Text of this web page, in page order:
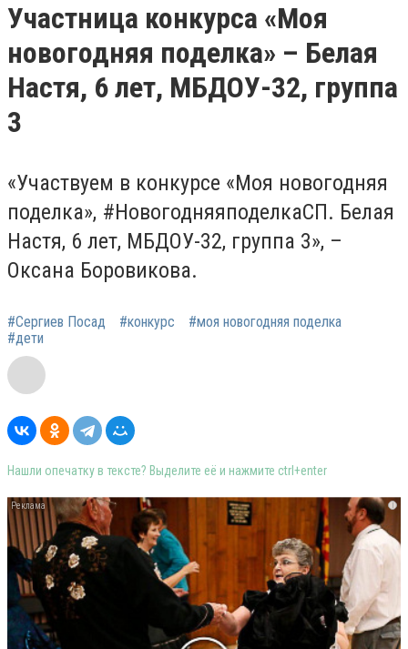
Участница конкурса «Моя
новогодняя поделка» – Белая
Настя, 6 лет, МБДОУ-32, группа
3
«Участвуем в конкурсе «Моя новогодняя
поделка», #НовогодняяподелкаСП. Белая
Настя, 6 лет, МБДОУ-32, группа 3», –
Оксана Боровикова.
#Сергиев Посад #конкурс
#моя новогодняя поделка
#дети
Нашли опечатку в тексте? Выделите её и нажмите ctrl+enter
i